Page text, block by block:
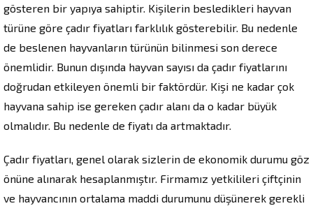
gösteren bir yapıya sahiptir. Kişilerin besledikleri hayvan
türüne göre çadır fiyatları farklılık gösterebilir. Bu nedenle
de beslenen hayvanların türünün bilinmesi son derece
önemlidir. Bunun dışında hayvan sayısı da çadır fiyatlarını
doğrudan etkileyen önemli bir faktördür. Kişi ne kadar çok
hayvana sahip ise gereken çadır alanı da o kadar büyük
olmalıdır. Bu nedenle de fiyatı da artmaktadır.
Çadır fiyatları, genel olarak sizlerin de ekonomik durumu göz
önüne alınarak hesaplanmıştır. Firmamız yetkilileri çiftçinin
ve hayvancının ortalama maddi durumunu düşünerek gerekli